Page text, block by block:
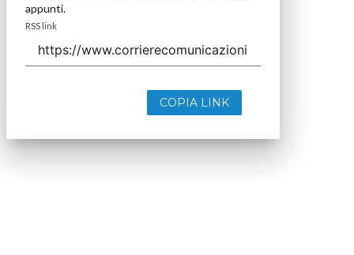
appunti.
RSS link
COPIA LINK